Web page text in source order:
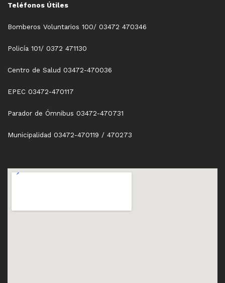
Teléfonos Útiles
Bomberos Voluntarios 100/ 03472 470346
Policía 101/ 0372 471130
Centro de Salud 03472-470036
EPEC 03472-470117
Parador de Ómnibus 03472-470731
Municipalidad 03472-470119 / 470273